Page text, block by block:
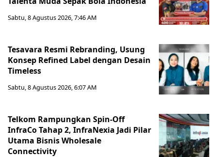
Sabtu, 8 Agustus 2026, 7:46 AM
Tesavara Resmi Rebranding, Usung
Konsep Refined Label dengan Desain
Timeless
Sabtu, 8 Agustus 2026, 6:07 AM
Telkom Rampungkan Spin-Off
InfraCo Tahap 2, InfraNexia Jadi Pilar
Utama Bisnis Wholesale
Connectivity